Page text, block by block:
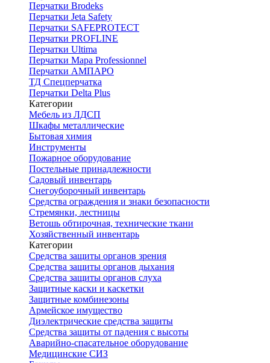
Перчатки Brodeks
Перчатки Jeta Safety
Перчатки SAFEPROTECT
Перчатки PROFLINE
Перчатки Ultima
Перчатки Мара Professionnel
Перчатки АМПАРО
ТД Спецперчатка
Перчатки Delta Plus
Категории
Мебель из ЛДСП
Шкафы металлические
Бытовая химия
Инструменты
Пожарное оборудование
Постельные принадлежности
Садовый инвентарь
Снегоуборочный инвентарь
Средства ограждения и знаки безопасности
Стремянки, лестницы
Ветошь обтирочная, технические ткани
Хозяйственный инвентарь
Категории
Средства защиты органов зрения
Средства защиты органов дыхания
Средства защиты органов слуха
Защитные каски и каскетки
Защитные комбинезоны
Армейское имущество
Диэлектрические средства защиты
Средства защиты от падения с высоты
Аварийно-спасательное оборудование
Медицинские СИЗ